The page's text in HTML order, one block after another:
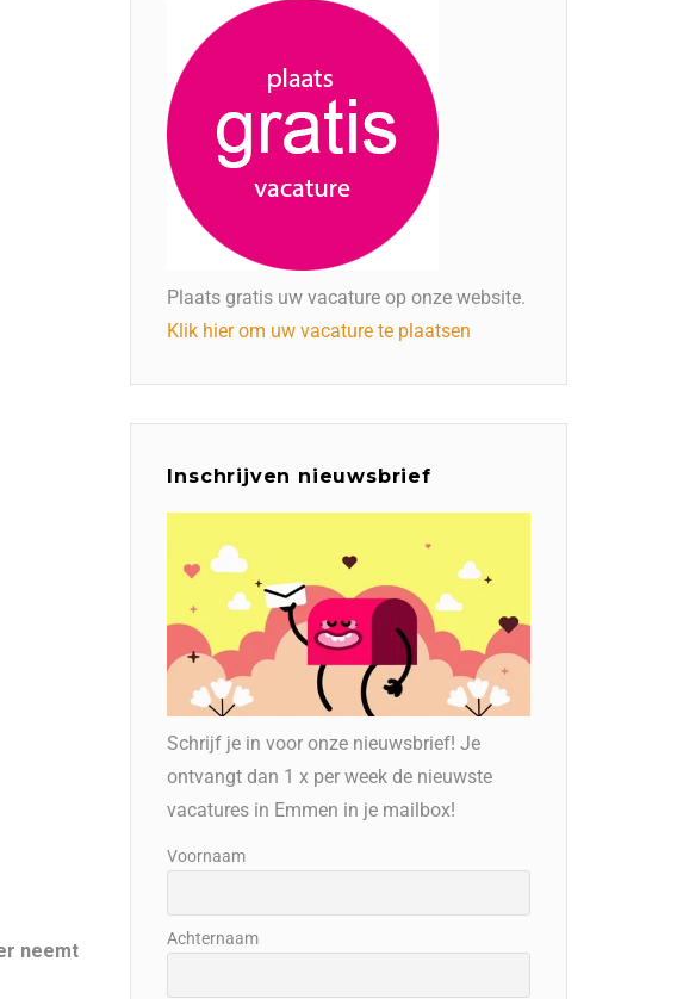
neemt
Plaats gratis uw vacature op onze website.
Klik hier om uw vacature te plaatsen
Inschrijven nieuwsbrief
Schrijf je in voor onze nieuwsbrief! Je
ontvangt dan 1 x per week de nieuwste
vacatures in Emmen in je mailbox!
Voornaam
Achternaam